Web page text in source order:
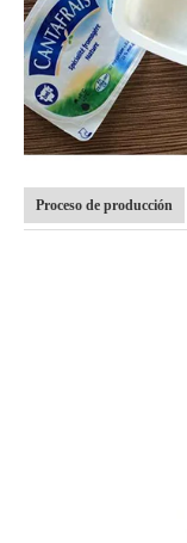
Proceso de producción